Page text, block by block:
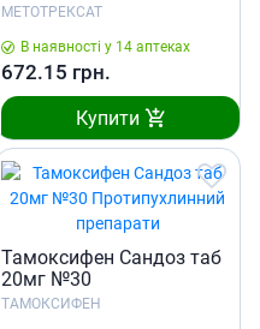
МЕТОТРЕКСАТ
В наявності у 14 аптеках
672.15 грн.
Купити
Тамоксифен Сандоз таб
20мг №30
ТАМОКСИФЕН